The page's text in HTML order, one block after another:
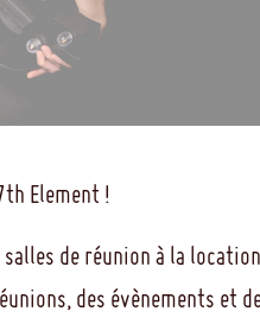
Element !
de réunion à la
des évènements et